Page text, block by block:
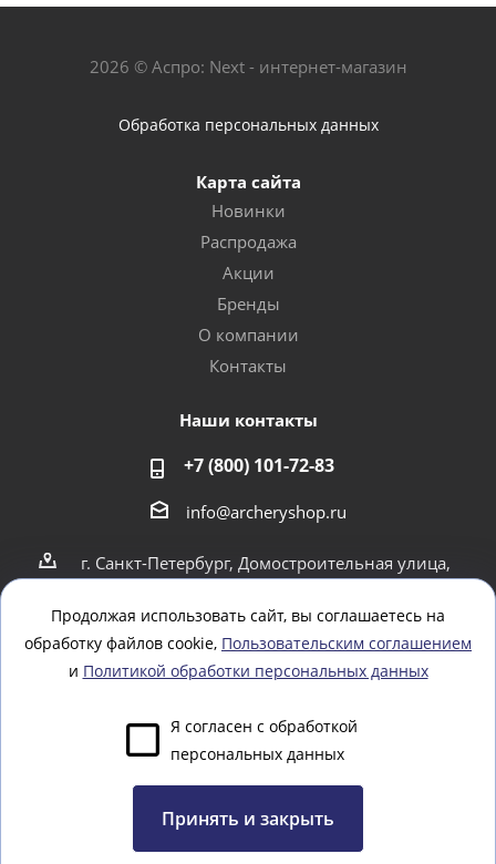
2026 © Аспро: Next - интернет-магазин
Обработка персональных данных
Карта сайта
Новинки
Распродажа
Акции
Бренды
О компании
Контакты
Наши контакты
+7 (800) 101-72-83
info@archeryshop.ru
г. Санкт-Петербург, Домостроительная улица,
г. Санкт-Петербург Пионерская 21
Оставайтесь на связи
Продолжая использовать сайт, вы соглашаетесь на
обработку файлов cookie, Пользовательским соглашением
и Политикой обработки персональных данных
Я согласен с обработкой
персональных данных
Принять и закрыть